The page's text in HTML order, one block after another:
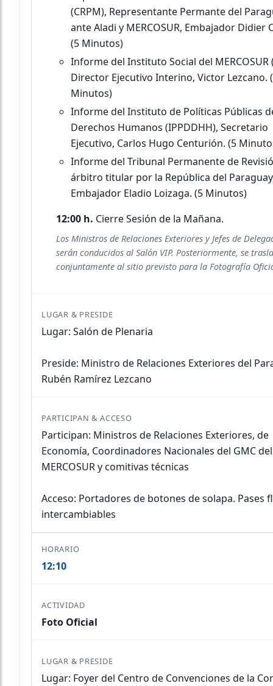
(CRPM), Representante Permante del
ante Aladi y MERCOSUR, Embajador Didier
(5 Minutos)
Informe del Instituto Social del MERCOSUR
Director Ejecutivo Interino, Victor Lezcano.
Minutos)
Informe del Instituto de Políticas Públicas
Derechos Humanos (IPPDDHH), Secretario
Ejecutivo, Carlos Hugo Centurión. (5
Informe del Tribunal Permanente de
árbitro titular por la República del
Embajador Eladio Loizaga. (5 Minutos)
12:00 h. Cierre Sesión de la Mañana.
Los Ministros de Relaciones Exteriores y Jefes de
serán conducidos al Salón VIP. Posteriormente, se
conjuntamente al sitio previsto para la Fotografía
Lugar: Salón de Plenaria
Preside: Ministro de Relaciones Exteriores del
Rubén Ramírez Lezcano
Participan: Ministros de Relaciones Exteriores, de
Economía, Coordinadores Nacionales del GMC del
MERCOSUR y comitivas técnicas
Acceso: Portadores de botones de solapa. Pases
intercambiables
12:10
Foto Oficial
Lugar: Foyer del Centro de Convenciones de la